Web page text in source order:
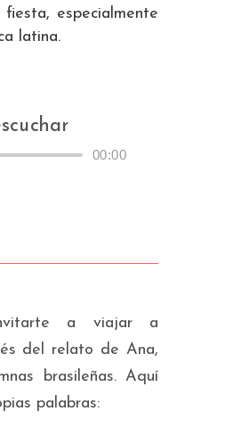
especialmente
latina.
Reproductor00:00
a viajar a
del relato de Ana,
brasileñas. Aquí
palabras: